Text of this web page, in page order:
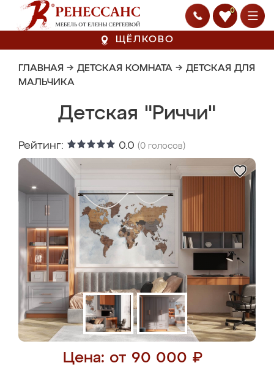
0
ЩЁЛКОВО
ГЛАВНАЯ → ДЕТСКАЯ КОМНАТА → ДЕТСКАЯ ДЛЯ
МАЛЬЧИКА
Детская "Риччи"
Рейтинг: 0.0 (0 голосов)
Цена: от 90 000 ₽